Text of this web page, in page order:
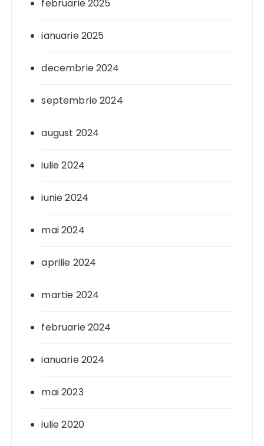
februarie 2025
ianuarie 2025
decembrie 2024
septembrie 2024
august 2024
iulie 2024
iunie 2024
mai 2024
aprilie 2024
martie 2024
februarie 2024
ianuarie 2024
mai 2023
iulie 2020